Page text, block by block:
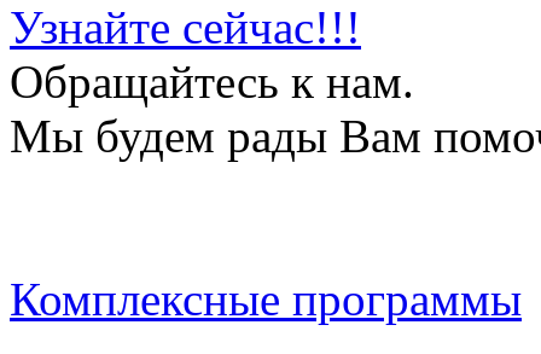
Узнайте сейчас!!!
Обращайтесь к нам.
Мы будем рады Вам
Комплексные программы